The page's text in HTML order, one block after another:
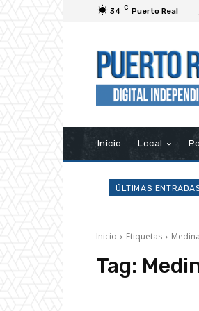
34 C Puerto Real
Inicio Local
ÚLTIMAS
Inicio Etiquetas
Tag: